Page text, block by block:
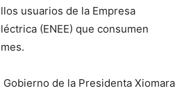
usuarios de la Empresa
(ENEE) que consumen
de la Presidenta Xiomara